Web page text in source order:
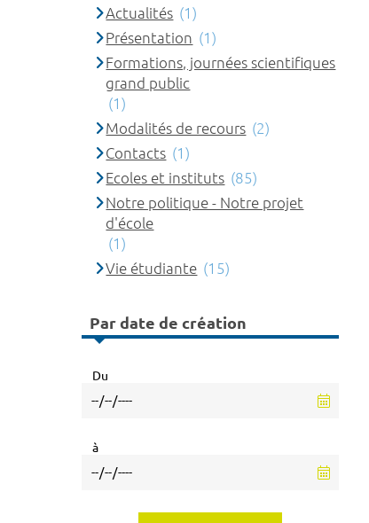
Actualités (1)
Présentation (1)
Formations, journées scientifiques
grand public
(1)
Modalités de recours (2)
Contacts (1)
Ecoles et instituts (85)
Notre politique - Notre projet
d'école
(1)
Vie étudiante (15)
Par date de création
Du
à